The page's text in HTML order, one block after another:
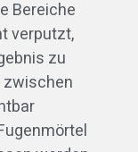
Bereiche
verputzt,
zu
zwischen